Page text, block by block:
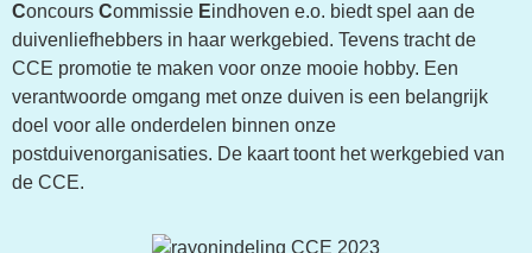
Concours Commissie Eindhoven e.o. biedt spel aan de
duivenliefhebbers in haar werkgebied. Tevens tracht de
CCE promotie te maken voor onze mooie hobby. Een
verantwoorde omgang met onze duiven is een belangrijk
doel voor alle onderdelen binnen onze
postduivenorganisaties. De kaart toont het werkgebied van
de CCE.